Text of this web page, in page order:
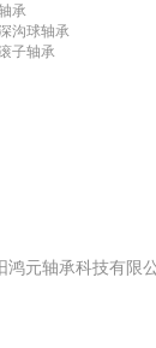
承
沟球轴承
子轴承
鸿元轴承科技有限